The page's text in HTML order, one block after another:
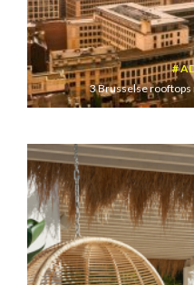
3 Brusselse